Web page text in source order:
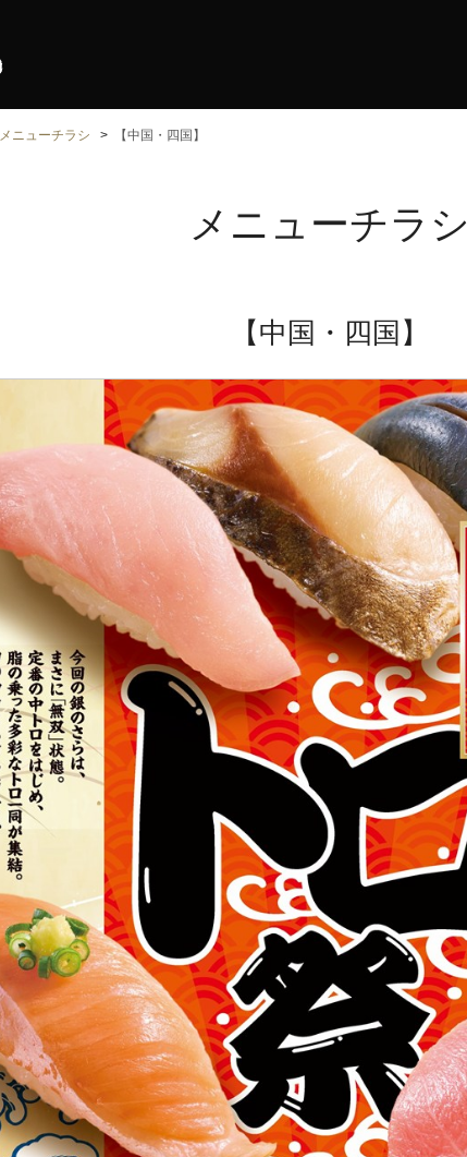
メニューチラシ 【中国・四国】
メニューチラシ
【中国・四国】